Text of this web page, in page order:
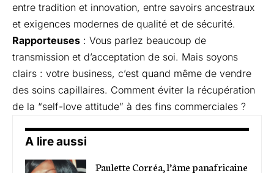
entre tradition et innovation, entre savoirs ancestraux
et exigences modernes de qualité et de sécurité.
Rapporteuses : Vous parlez beaucoup de
transmission et d’acceptation de soi. Mais soyons
clairs : votre business, c’est quand même de vendre
des soins capillaires. Comment éviter la récupération
de la “self-love attitude” à des fins commerciales ?
A lire aussi
Paulette Corréa, l’âme panafricaine